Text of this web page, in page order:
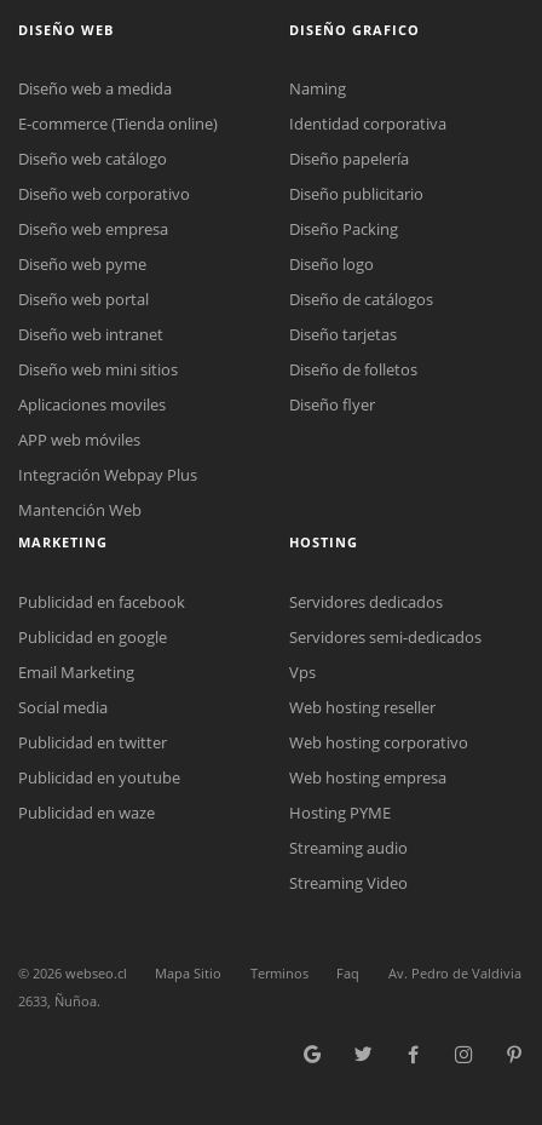
Reunión online
Nuestros ejecutivos le enviarán un correo electrónico con el enlace a
Cotización
Complete el formulario y nos contactaremos a la brevedad.
Chat Online
Todos nuestros ejecutivos están fuera de línea. Complete el formulario
para enviarnos un correo electrónico con sus datos personales.
DISEÑO WEB
Diseño web a medida
E-commerce (Tienda online)
Diseño web catálogo
Diseño web corporativo
Diseño web empresa
Diseño web pyme
Diseño web portal
Diseño web intranet
Diseño web mini sitios
Aplicaciones moviles
APP web móviles
Integración Webpay Plus
Mantención Web
DISEÑO GRAFICO
Naming
Identidad corporativa
Diseño papelería
Diseño publicitario
Diseño Packing
Diseño logo
Diseño de catálogos
Diseño tarjetas
Diseño de folletos
Diseño flyer
MARKETING
Publicidad en facebook
Publicidad en google
Email Marketing
Social media
Publicidad en twitter
Publicidad en youtube
Publicidad en waze
HOSTING
Servidores dedicados
Servidores semi-dedicados
Vps
Web hosting reseller
Web hosting corporativo
Web hosting empresa
Hosting PYME
Streaming audio
Streaming Video
© 2026 webseo.cl Mapa Sitio Terminos Faq
Av. Pedro de Valdivia
2633, Ñuñoa.